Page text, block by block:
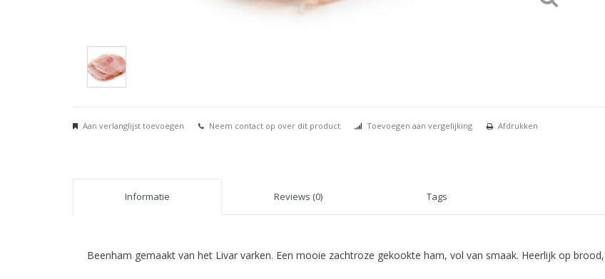
Aan verlanglijst toevoegen Neem contact op over dit product Toevoegen aan vergelijking Afdrukken
Informatie Reviews (0) Tags
Beenham gemaakt van het Livar varken. Een mooie zachtroze gekookte ham, vol van smaak. Heerlijk op